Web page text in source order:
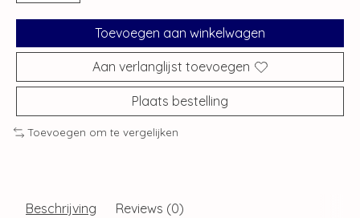
Toevoegen aan winkelwagen
Aan verlanglijst toevoegen
Plaats bestelling
Toevoegen om te vergelijken
Beschrijving Reviews (0)